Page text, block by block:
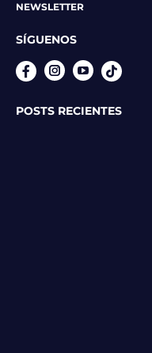
NEWSLETTER
SÍGUENOS
InstagramYouTube
POSTS RECIENTES